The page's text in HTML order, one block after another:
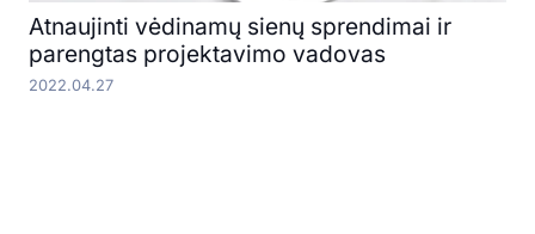
Atnaujinti vėdinamų sienų sprendimai ir
parengtas projektavimo vadovas
2022.04.27